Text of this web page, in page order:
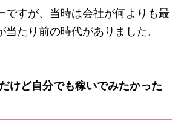
ですが、当時は会社が何よりも最
たり前の時代がありました。
けど自分でも稼いでみたかった